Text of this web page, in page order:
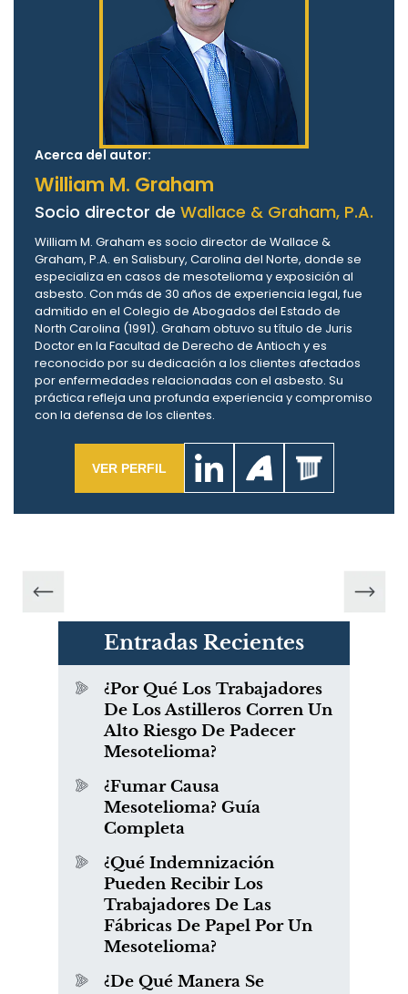
Acerca del autor:
William M. Graham
Socio director de Wallace & Graham, P.A.
William M. Graham es socio director de Wallace &
Graham, P.A. en Salisbury, Carolina del Norte, donde se
especializa en casos de mesotelioma y exposición al
asbesto. Con más de 30 años de experiencia legal, fue
admitido en el Colegio de Abogados del Estado de
North Carolina (1991). Graham obtuvo su título de Juris
Doctor en la Facultad de Derecho de Antioch y es
reconocido por su dedicación a los clientes afectados
por enfermedades relacionadas con el asbesto. Su
práctica refleja una profunda experiencia y compromiso
con la defensa de los clientes.
VER PERFIL
Entradas Recientes
¿Por Qué Los Trabajadores
De Los Astilleros Corren Un
Alto Riesgo De Padecer
Mesotelioma?
¿Fumar Causa
Mesotelioma? Guía
Completa
¿Qué Indemnización
Pueden Recibir Los
Trabajadores De Las
Fábricas De Papel Por Un
Mesotelioma?
¿De Qué Manera Se